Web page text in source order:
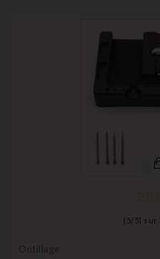
( 5/ 5) sur
Outillage